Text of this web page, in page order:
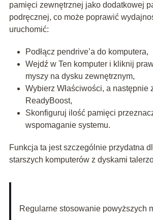
pamięci zewnętrznej jako dodatkowej
podręcznej, co może poprawić
uruchomić:
Podłącz pendrive’a do komputera,
Wejdź w Ten komputer i kliknij
myszy na dysku zewnętrznym,
Wybierz Właściwości, a następnie
ReadyBoost,
Skonfiguruj ilość pamięci
wspomaganie systemu.
Funkcja ta jest szczególnie przydatna
starszych komputerów z dyskami
Regularne stosowanie powyższych